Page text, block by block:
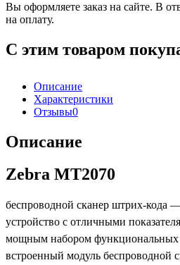
Вы оформляете заказ на сайте. В
на оплату.
С этим товаром
Описание
Характеристики
Отзывы0
Описание
Zebra MT2070
беспроводной сканер штрих-кода
устройство с отличными
мощным набором
встроенный модуль беспроводной